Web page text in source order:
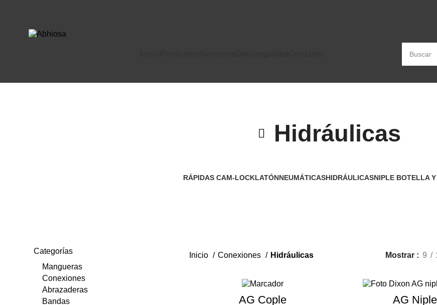
Hidráulicas
RÁPIDAS CAM-LOCKLATÓNNEUMÁTICASHIDRÁULICASNIPLE BOTELLA
Categorías
Mangueras
Conexiones
Abrazaderas
Bandas
Inicio Conexiones Hidráulicas Mostrar 9
AG Cople AG Niple